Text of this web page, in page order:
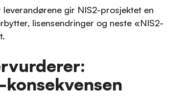
gir NIS2-prosjektet en
lisensendringer og neste «NIS2-